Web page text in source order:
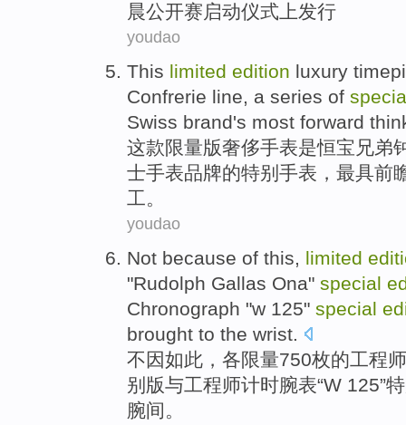
晨公开赛启动仪式上发行
youdao
This limited edition luxury
Confrerie line, a series of
Swiss brand's most forward
这款限量版奢侈手表是恒宝 兄弟
士手表品牌的特别 手表 ， 最具前
工。
youdao
Not because of this, limited
"Rudolph Gallas Ona" special
Chronograph "w 125" special
brought to the wrist.
不因如此 ，各限量750枚的工程师
别 版与工程师计时腕表“W 125”
腕间。